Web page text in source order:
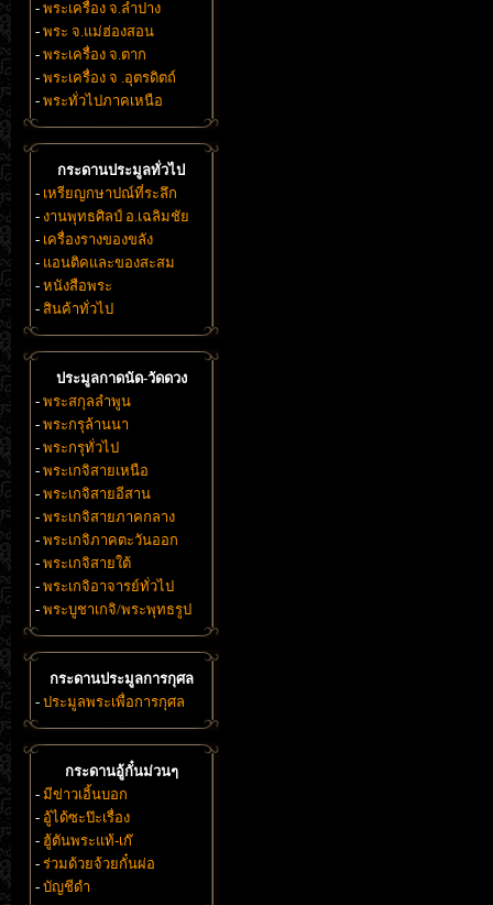
- พระเครื่อง จ.ลำปาง
- พระ จ.แม่ฮ่องสอน
- พระเครื่อง จ.ตาก
- พระเครื่อง จ .อุตรดิตถ์
- พระทั่วไปภาคเหนือ
กระดานประมูลทั่วไป
- เหรียญกษาปณ์ที่ระลึก
- งานพุทธศิลป์ อ.เฉลิมชัย
- เครื่องรางของขลัง
- แอนติคและของสะสม
- หนังสือพระ
- สินค้าทั่วไป
ประมูลกาดนัด-วัดดวง
- พระสกุลลำพูน
- พระกรุล้านนา
- พระกรุทั่วไป
- พระเกจิสายเหนือ
- พระเกจิสายอีสาน
- พระเกจิสายภาคกลาง
- พระเกจิภาคตะวันออก
- พระเกจิสายใต้
- พระเกจิอาจารย์ทั่วไป
- พระบูชาเกจิ/พระพุทธรูป
กระดานประมูลการกุศล
- ประมูลพระเพื่อการกุศล
กระดานอู้กั๋นม่วนๆ
- มีข่าวเอิ้นบอก
- อู้ได้ซะป๊ะเรื่อง
- ฮู้ตันพระแท้-เก๊
- ร่วมด้วยจ้วยกั๋นผ่อ
- บัญชีดำ